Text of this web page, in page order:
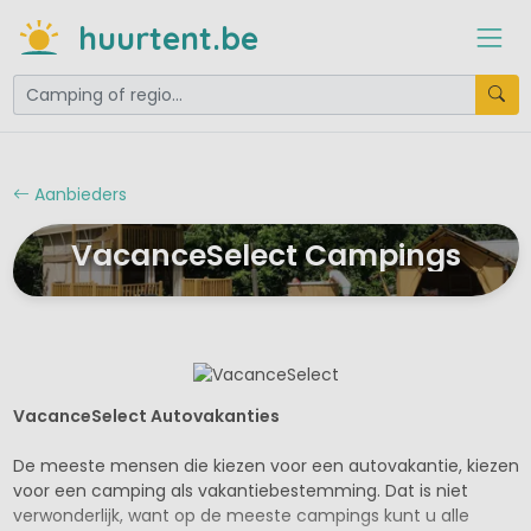
huurtent.be
Aanbieders
VacanceSelect Campings
VacanceSelect Autovakanties
De meeste mensen die kiezen voor een autovakantie, kiezen
voor een camping als vakantiebestemming. Dat is niet
verwonderlijk, want op de meeste campings kunt u alle